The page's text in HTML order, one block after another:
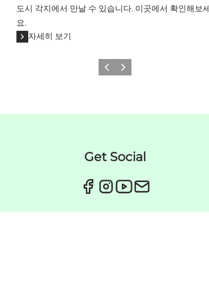
도시 각지에서 만날 수 있습니다. 이곳에서 확인해보세
요.
자세히 보기
이전 다음
Get Social